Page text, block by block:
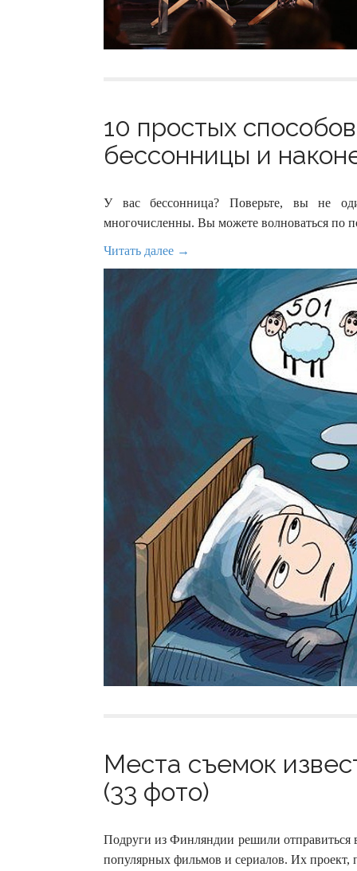
10 простых
бессонницы и
У вас бессонница? Поверьте, вы не
многочисленны. Вы можете волноваться по
Читать далее →
Места съемок
(33 фото)
Подруги из Финляндии решили отправиться
популярных фильмов и сериалов. Их проект,